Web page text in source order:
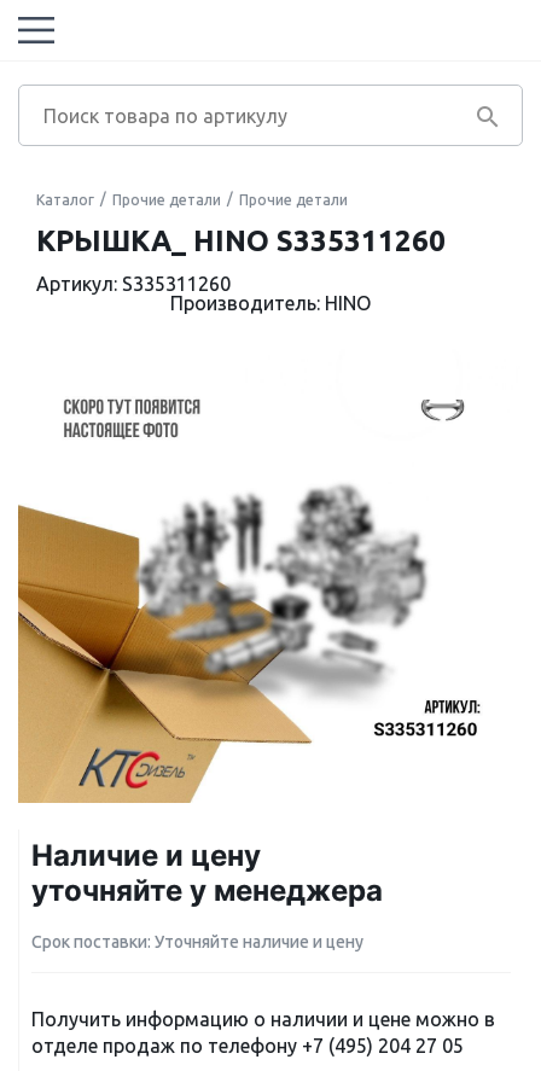
Каталог Прочие детали Прочие детали
КРЫШКА_ HINO S335311260
Артикул: S335311260
Производитель: HINO
Наличие и цену
уточняйте у менеджера
Срок поставки: Уточняйте наличие и цену
Получить информацию о наличии и цене можно в
отделе продаж по телефону +7 (495) 204 27 05